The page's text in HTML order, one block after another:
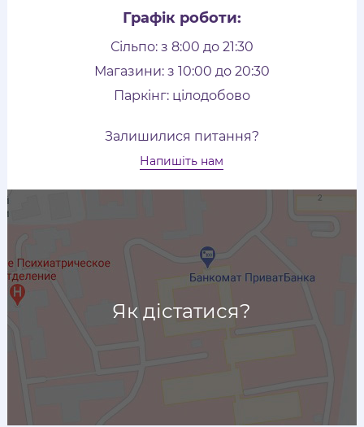
Графік роботи:
Сільпо: з 8:00 до 21:30
Магазини: з 10:00 до 20:30
Паркінг: цілодобово
Залишилися питання?
Напишіть нам
Як дістатися?